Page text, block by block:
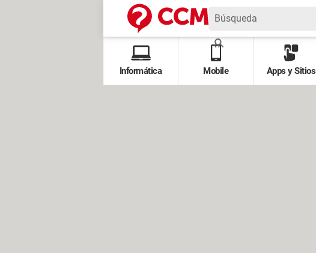
Informática Mobile Apps y Sitios